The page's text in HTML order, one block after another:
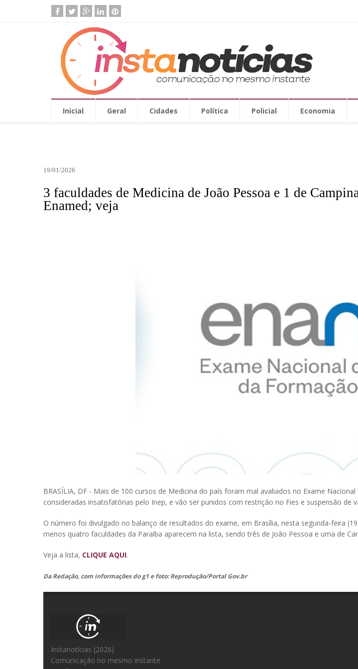
Inicial Geral Cidades Política Policial Economia
19/01/2026
3 faculdades de Medicina de João Pessoa e 1 de
Enamed; veja
BRASÍLIA, DF - Mais de 100 cursos de Medicina do país foram mal avaliados no Exame
consideradas insatisfatórias pelo Inep, e vão ser punidos com restrição no Fies e suspensão de
O número foi divulgado no balanço de resultados do exame, em Brasília, nesta segunda-feira
menos quatro faculdades da Paraíba aparecem na lista, sendo três de João Pessoa e uma de
Veja a lista, CLIQUE AQUI.
Da Redação, com informações do g1 e foto: Reprodução/Portal Gov.br
Instanotícias (2026)
Comunicação no mesmo instante